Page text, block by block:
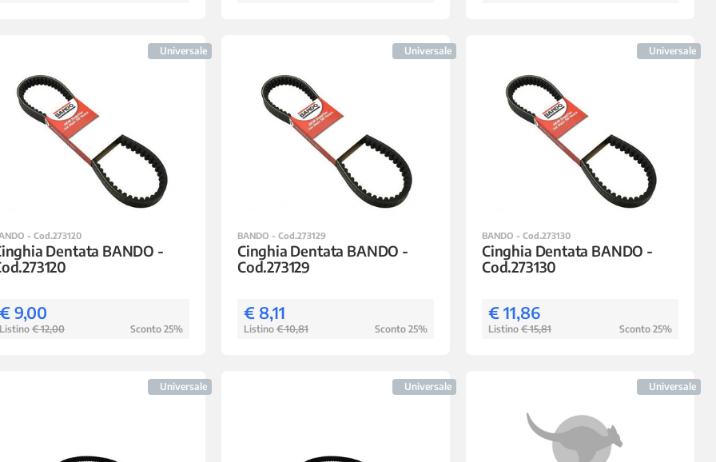
Universale
- Cod.273120
Dentata BANDO -
9,00
€ 12,00 Sconto 25%
Universale
BANDO - Cod.273129
Cinghia Dentata BANDO -
Cod.273129
€ 8,11
Listino € 10,81 Sconto 25%
Universale
BANDO - Cod.273130
Cinghia Dentata BANDO -
Cod.273130
€ 11,86
Listino € 15,81 Sconto 25%
Universale Universale Universale